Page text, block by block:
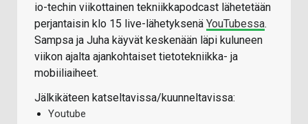
io-techin viikottainen tekniikkapodcast lähetetään
perjantaisin klo 15 live-lähetyksenä YouTubessa.
Sampsa ja Juha käyvät keskenään läpi kuluneen
viikon ajalta ajankohtaiset tietotekniikka- ja
mobiiliaiheet.
Jälkikäteen katseltavissa/kuunneltavissa:
Youtube